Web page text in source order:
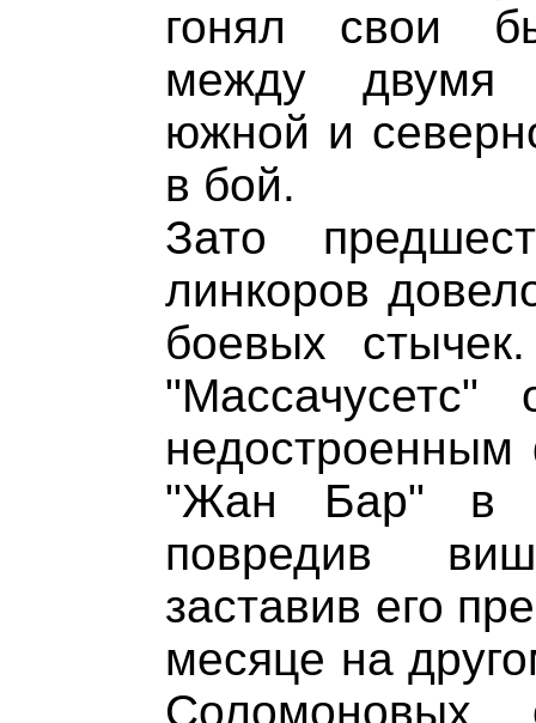
гонял свои
между двумя
южной и
в бой.
Зато
линкоров
боевых
недостроенным
"Жан Бар" в
повредив
заставив его
месяце на
Соломоновых